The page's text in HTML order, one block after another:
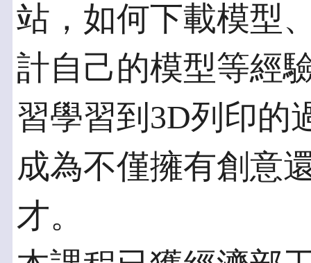
站，如何下載模型
計自己的模型等經
習學習到3D列印的
成為不僅擁有創意
才。